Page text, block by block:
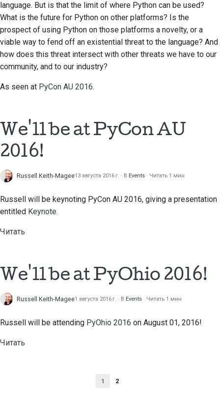
language. But is that the limit of where Python can be used?
What is the future for Python on other platforms? Is the
prospect of using Python on those platforms a novelty, or a
viable way to fend off an existential threat to the language? And
how does this threat intersect with other threats we have to our
community, and to our industry?
As seen at PyCon AU 2016.
We'll be at PyCon AU
2016!
Russell Keith-Magee13 августа 2016 г. В Events Читать 1 мин
Russell will be keynoting PyCon AU 2016, giving a presentation
entitled Keynote.
Читать
We'll be at PyOhio 2016!
Russell Keith-Magee1 августа 2016 г. В Events Читать 1 мин
Russell will be attending PyOhio 2016 on August 01, 2016!
Читать
1 2